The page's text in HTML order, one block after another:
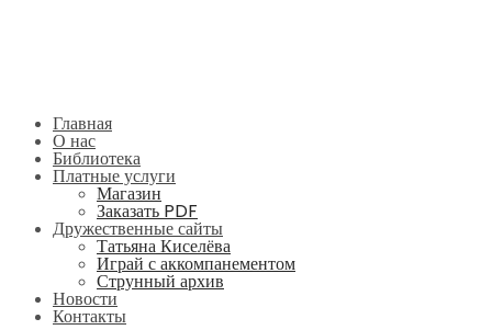
Главная
О нас
Библиотека
Платные услуги
Магазин
Заказать PDF
Дружественные сайты
Татьяна Киселёва
Играй с аккомпанементом
Струнный архив
Новости
Контакты